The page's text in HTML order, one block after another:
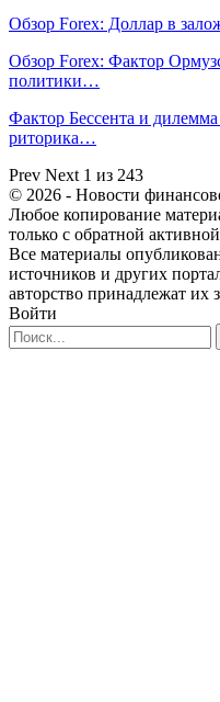
Обзор Forex: Доллар в
Обзор Forex: Фактор
политики…
Фактор Бессента и
риторика…
Prev Next 1 из 243
© 2026 - Новости
Любое копирование
только с обратной
Все материалы
источников и других
авторство принадлежат их
Войти